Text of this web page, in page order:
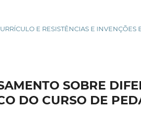
E RESISTÊNCIAS E INVENÇÕES
SOBRE
DO CURSO DE